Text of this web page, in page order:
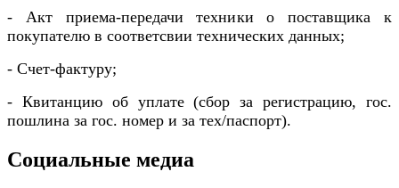
- Акт приема-передачи техники о поставщика к
покупателю в соответсвии технических данных;
- Счет-фактуру;
- Квитанцию об уплате (сбор за регистрацию, гос.
пошлина за гос. номер и за тех/паспорт).
Социальные медиа